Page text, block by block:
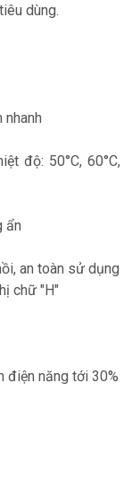
dùng.
độ: 50°C, 60°C,
ẩn
an toàn sử dụng
chữ "H"
điện năng tới 30%